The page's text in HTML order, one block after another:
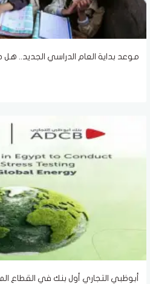
موعد بداية العام الدراسي الجديد.. هل
أبوظبي التجاري أول بنك في القطاع